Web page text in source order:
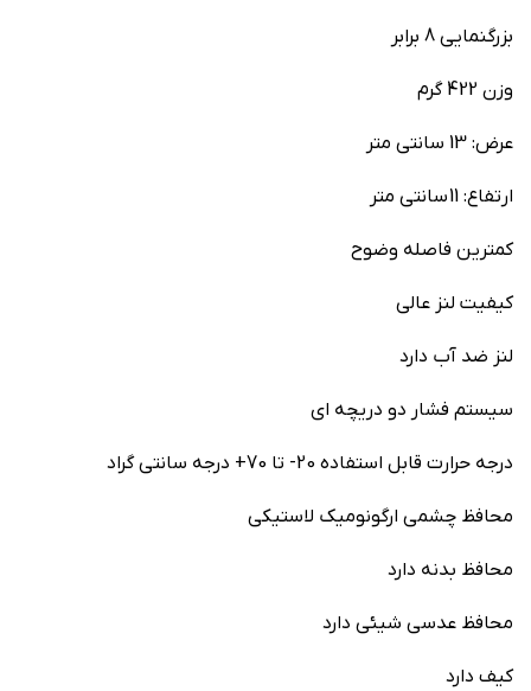
بزرگنمايي 8 برابر
وزن 422 گرم
عرض: 13 سانتی متر
ارتفاع: 11 سانتی متر
کمترين فاصله وضوح
کيفيت لنز عالی
لنز ضد آب دارد
سيستم فشار دو دريچه اي
درجه حرارت قابل استفاده 20- تا 70+ درجه سانتي گراد
محافظ چشمي ارگونوميک لاستيکي
محافظ بدنه دارد
محافظ عدسي شيئي دارد
کيف دارد